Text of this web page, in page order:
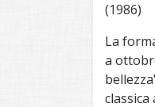
(1986)
La
a